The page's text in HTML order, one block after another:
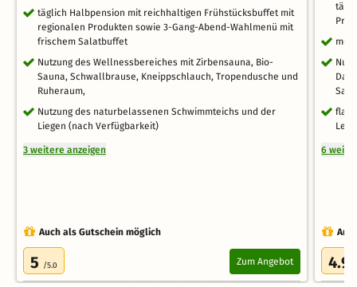
täglich Halbpension mit reichhaltigen Frühstücksbuffet mit
regionalen Produkten sowie 3-Gang-Abend-Wahlmenü mit
frischem Salatbuffet
Nutzung des Wellnessbereiches mit Zirbensauna, Bio-
Sauna, Schwallbrause, Kneippschlauch, Tropendusche und
Ruheraum,
Nutzung des naturbelassenen Schwimmteichs und der
Liegen (nach Verfügbarkeit)
3 weitere anzeigen
Auch als Gutschein möglich
5 /5.0 Zum Angebot
6
4.9